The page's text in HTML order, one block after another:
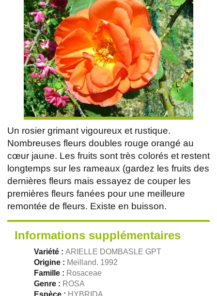
Un rosier grimant vigoureux et rustique.
Nombreuses fleurs doubles rouge orangé au
cœur jaune. Les fruits sont très colorés et restent
longtemps sur les rameaux (gardez les fruits des
dernières fleurs mais essayez de couper les
premières fleurs fanées pour une meilleure
remontée de fleurs. Existe en buisson.
Informations supplémentaires
Variété : ARIELLE DOMBASLE GPT
Origine : Meilland. 1992
Famille : Rosaceae
Genre : ROSA
Espèce : HYBRIDA